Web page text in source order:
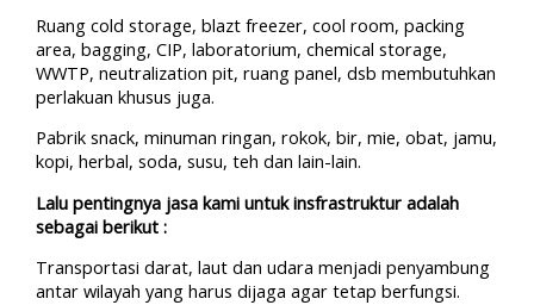
Ruang cold storage, blazt freezer, cool room, packing
area, bagging, CIP, laboratorium, chemical storage,
WWTP, neutralization pit, ruang panel, dsb membutuhkan
perlakuan khusus juga.
Pabrik snack, minuman ringan, rokok, bir, mie, obat, jamu,
kopi, herbal, soda, susu, teh dan lain-lain.
Lalu pentingnya jasa kami untuk insfrastruktur adalah
sebagai berikut :
Transportasi darat, laut dan udara menjadi penyambung
antar wilayah yang harus dijaga agar tetap berfungsi.